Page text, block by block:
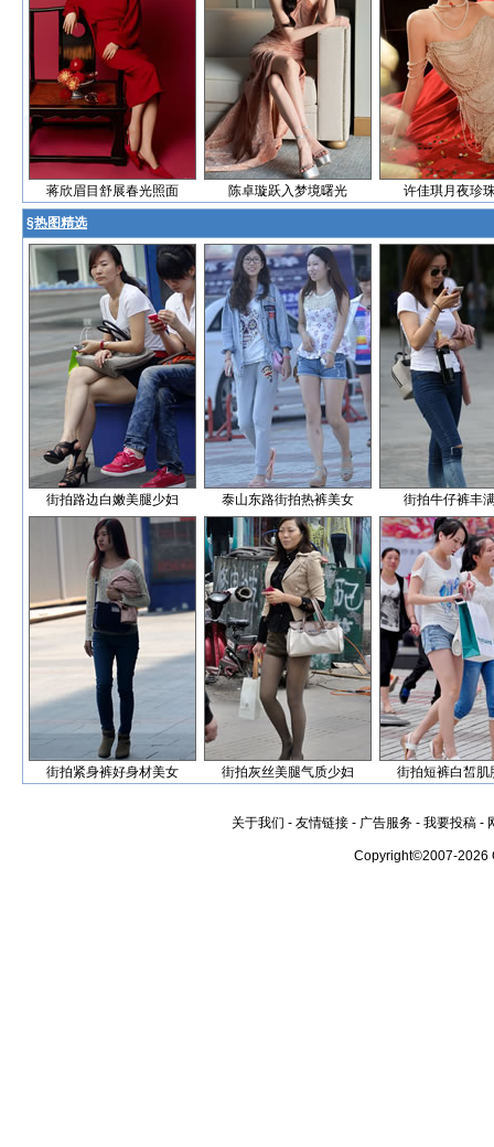
蒋欣眉目舒展春光照面 陈卓璇跃入梦境曙光 许佳琪月夜珍
§热图精选
街拍路边白嫩美腿少妇 泰山东路街拍热裤美女 街拍牛仔裤丰
街拍紧身裤好身材美女 街拍灰丝美腿气质少妇 街拍短裤白皙肌
关于我们 - 友情链接 - 广告服务 - 我要投稿 -
Copyright©2007-2026